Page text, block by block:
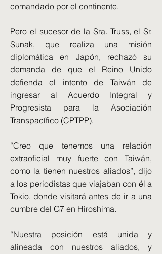
comandado por el continente.
Pero el sucesor de la Sra. Truss, el Sr.
Sunak, que realiza una misión
diplomática en Japón, rechazó su
demanda de que el Reino Unido
defienda el intento de Taiwán de
ingresar al Acuerdo Integral y
Progresista para la Asociación
Transpacífico (CPTPP).
“Creo que tenemos una relación
extraoficial muy fuerte con Taiwán,
como la tienen nuestros aliados”, dijo
a los periodistas que viajaban con él a
Tokio, donde visitará antes de ir a una
cumbre del G7 en Hiroshima.
“Nuestra posición está unida y
alineada con nuestros aliados, y